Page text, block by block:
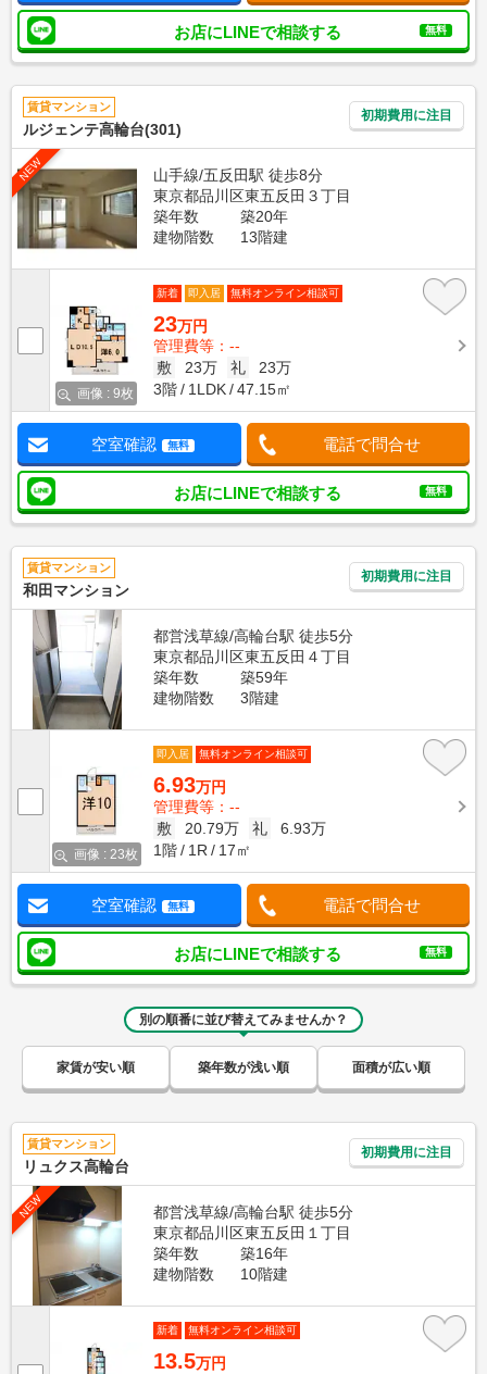
お店にLINEで相談する 無料
賃貸マンション
ルジェンテ高輪台(301)
初期費用に注目
NEW
山手線/五反田駅 徒歩8分
東京都品川区東五反田３丁目
築年数
築20年
建物階数
13階建
画像 : 9枚
新着 即入居 無料オンライン相談可
23万円
管理費等：--
敷
23万 礼
23万
3階
1LDK 47.15㎡
空室確認 無料 電話で問合せ
お店にLINEで相談する 無料
賃貸マンション
和田マンション
初期費用に注目
都営浅草線/高輪台駅 徒歩5分
東京都品川区東五反田４丁目
築年数
築59年
建物階数
3階建
画像 : 23枚
即入居 無料オンライン相談可
6.93万円
管理費等：--
敷
20.79万 礼
6.93万
1階
1R 17㎡
空室確認 無料 電話で問合せ
お店にLINEで相談する 無料
別の順番に並び替えてみませんか？
家賃が安い順 築年数が浅い順 面積が広い順
賃貸マンション
リュクス高輪台
初期費用に注目
NEW
都営浅草線/高輪台駅 徒歩5分
東京都品川区東五反田１丁目
築年数
築16年
建物階数
10階建
新着 無料オンライン相談可
13.5万円